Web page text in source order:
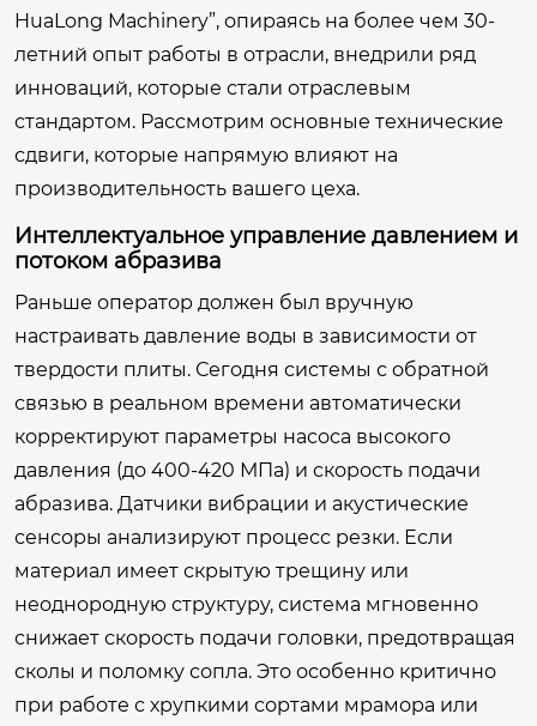
HuaLong Machinery”, опираясь на более чем 30-
летний опыт работы в отрасли, внедрили ряд
инноваций, которые стали отраслевым
стандартом. Рассмотрим основные технические
сдвиги, которые напрямую влияют на
производительность вашего цеха.
Интеллектуальное управление давлением и
потоком абразива
Раньше оператор должен был вручную
настраивать давление воды в зависимости от
твердости плиты. Сегодня системы с обратной
связью в реальном времени автоматически
корректируют параметры насоса высокого
давления (до 400-420 МПа) и скорость подачи
абразива. Датчики вибрации и акустические
сенсоры анализируют процесс резки. Если
материал имеет скрытую трещину или
неоднородную структуру, система мгновенно
снижает скорость подачи головки, предотвращая
сколы и поломку сопла. Это особенно критично
при работе с хрупкими сортами мрамора или